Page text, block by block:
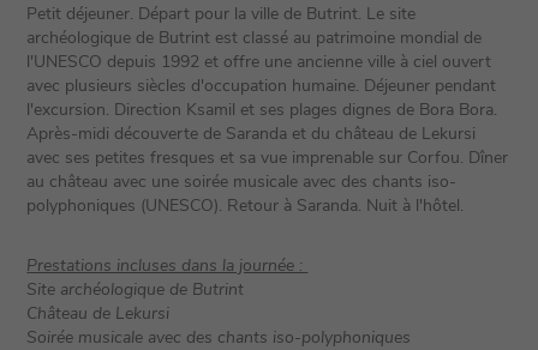
Petit déjeuner. Départ pour la ville de Butrint. Le site
archéologique de Butrint est classé au patrimoine mondial de
l'UNESCO depuis 1992 et offre une ancienne ville à ciel ouvert
avec plusieurs siècles d'occupation humaine. Déjeuner pendant
l'excursion. Direction Ksamil et ses plages dignes de Bora Bora.
Après-midi découverte de Saranda et du château de Lekursi
avec ses petites fresques et sa vue imprenable sur Corfou. Dîner
au château avec une soirée musicale avec des chants iso-
polyphoniques (UNESCO). Retour à Saranda. Nuit à l'hôtel.
Prestations incluses dans la journée :
Site archéologique de Butrint
Château de Lekursi
Soirée musicale avec des chants iso-polyphoniques